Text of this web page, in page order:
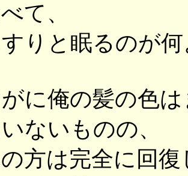
て、
すりと眠るのが
に俺の髪の色
ないものの、
方は完全に回